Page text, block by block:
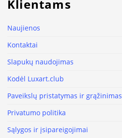
Klientams
Naujienos
Kontaktai
Slapukų naudojimas
Kodėl Luxart.club
Paveikslų pristatymas ir grąžinimas
Privatumo politika
Sąlygos ir įsipareigojimai